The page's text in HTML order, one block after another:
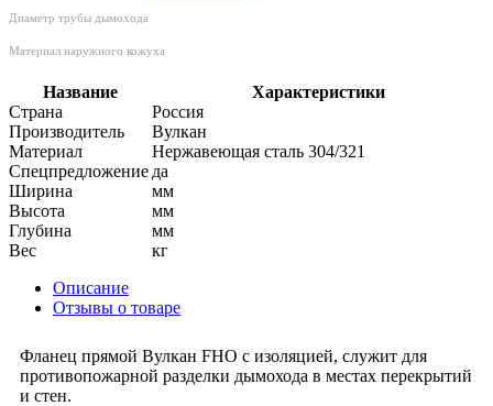
Диаметр трубы дымохода
Материал наружного кожуха
Название
Характеристики
Страна
Россия
Производитель
Вулкан
Материал
Нержавеющая сталь 304/321
Спецпредложение да
Ширина
мм
Высота
мм
Глубина
мм
Вес
кг
Описание
Отзывы о товаре
Фланец прямой Вулкан FHO с изоляцией, служит для
противопожарной разделки дымохода в местах перекрытий
и стен.